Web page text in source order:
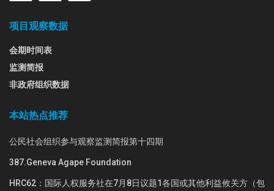
项目观察数据
会期时间表
监测简报
非政府组织数据
本站热点推荐
公民社会组织参与观察监测简报第十四期
387.Geneva Agape Foundation
HRC62：国际人权服务社在7月8日议题1各国或其他利益攸关方（包